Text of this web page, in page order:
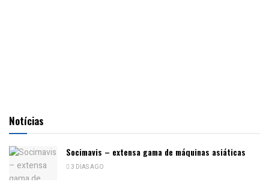
Notícias
Socimavis – extensa gama de máquinas asiáticas
3 DIAS AGO